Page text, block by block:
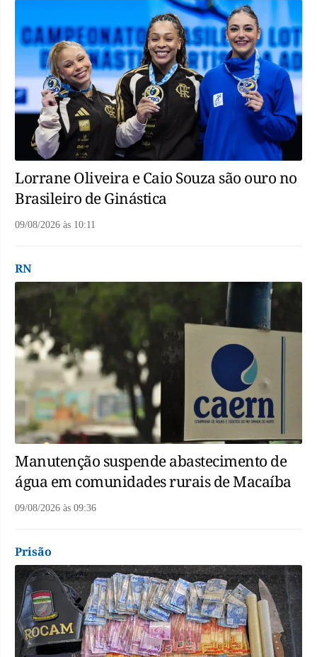
Lorrane Oliveira e Caio Souza são ouro no
Brasileiro de Ginástica
09/08/2026 às 10:11
RN
Manutenção suspende abastecimento de
água em comunidades rurais de Macaíba
09/08/2026 às 09:36
Prisão